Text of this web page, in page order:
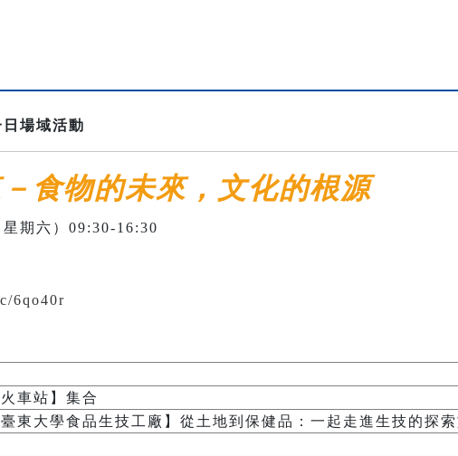
場域活動
食物的未來，文化的根源
期六）09:30-16:30
6qo40r
火車站】集合
臺東大學食品生技工廠】從土地到保健品：一起走進生技的探索